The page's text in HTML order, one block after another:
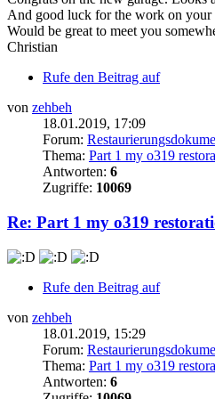
And good luck for the work on your
Would be great to meet you
Christian
Rufe den Beitrag auf
von zehbeh
18.01.2019, 17:09
Forum:
Thema: Part 1 my o319
Antworten: 6
Zugriffe: 10069
Re: Part 1 my o319
Rufe den Beitrag auf
von zehbeh
18.01.2019, 15:29
Forum:
Thema: Part 1 my o319
Antworten: 6